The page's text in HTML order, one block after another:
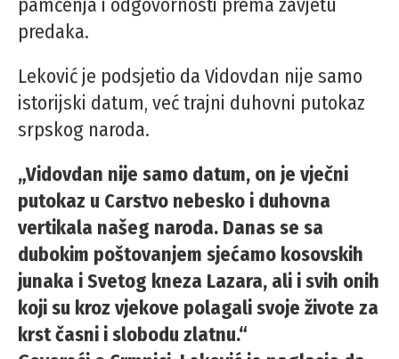
pamćenja i odgovornosti prema zavjetu
predaka.
Leković je podsjetio da Vidovdan nije samo
istorijski datum, već trajni duhovni putokaz
srpskog naroda.
„Vidovdan nije samo datum, on je vječni
putokaz u Carstvo nebesko i duhovna
vertikala našeg naroda. Danas se sa
dubokim poštovanjem sjećamo kosovskih
junaka i Svetog kneza Lazara, ali i svih onih
koji su kroz vjekove polagali svoje živote za
krst časni i slobodu zlatnu.“